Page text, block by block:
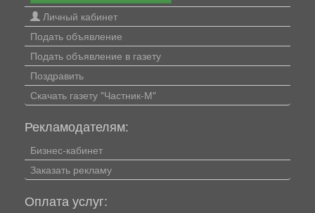
Личный кабинет
Подать объявление
Подать объявление в газету
Поздравить
Скачать газету "Частник-М"
Рекламодателям:
Бизнес-кабинет
Заказать рекламу
Оплата услуг: